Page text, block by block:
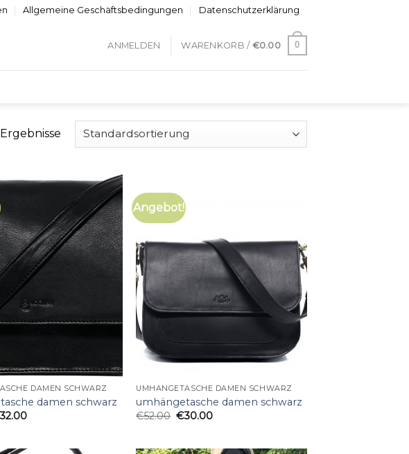
Allgemeine Geschäftsbedingungen Datenschutzerklärung
ANMELDEN WARENKORB / €0.00 0
DAMEN SCHWARZ
damen schwarz
Angebot!
UMHÄNGETASCHE DAMEN SCHWARZ
umhängetasche damen schwarz
€52.00 €30.00